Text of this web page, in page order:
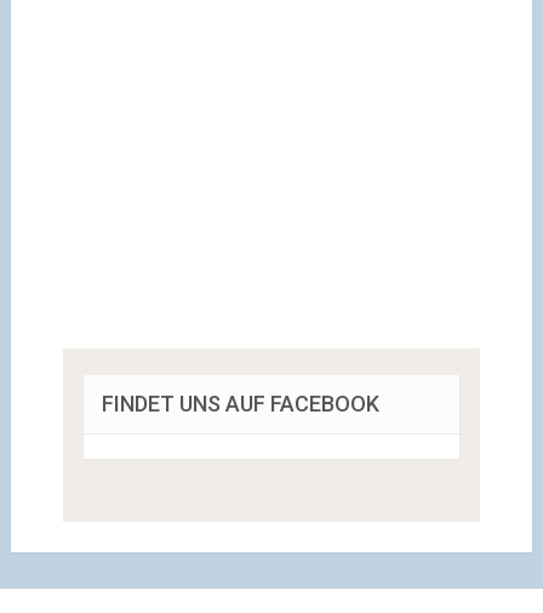
FINDET UNS AUF FACEBOOK